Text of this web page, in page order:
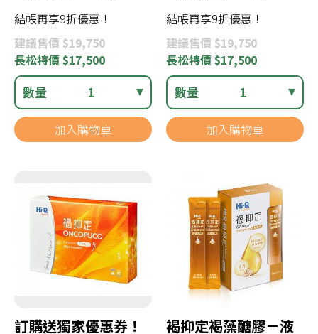
結帳再享9折優惠！
建議售價 $19,750
長松特價 $17,500
數量 1
加入購物車
結帳再享9折優惠！
建議售價 $19,750
長松特價 $17,500
數量 1
加入購物車
訂購送獨家優惠券！
褐抑定褐藻醣膠－液